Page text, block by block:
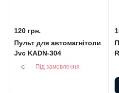
120 грн.
Пульт для автомагнітоли
Jvc KADN-304
0 Під замовлення